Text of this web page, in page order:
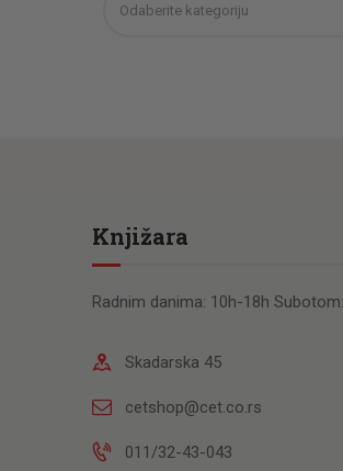
Odaberite kategoriju
Knjižara
Radnim danima: 10h-18h
Skadarska 45
cetshop@cet.co.rs
011/32-43-043